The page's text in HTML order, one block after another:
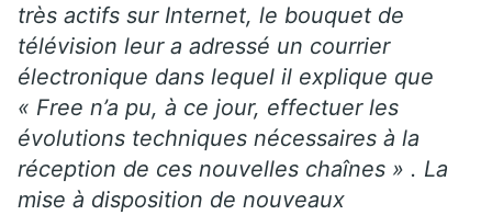
très actifs sur Internet, le bouquet de
télévision leur a adressé un courrier
électronique dans lequel il explique que
« Free n’a pu, à ce jour, effectuer les
évolutions techniques nécessaires à la
réception de ces nouvelles chaînes » . La
mise à disposition de nouveaux